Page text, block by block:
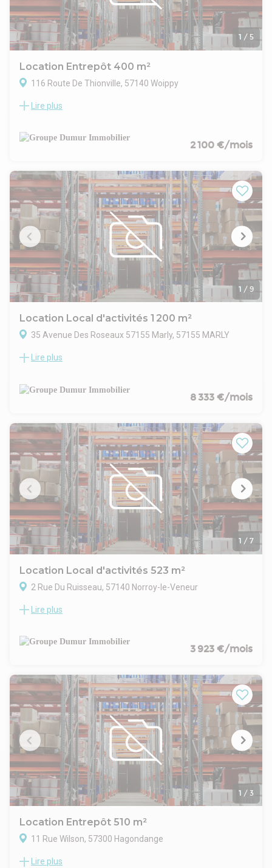
1 / 5
Location Entrepôt 400 m²
116 Route De Thionville, 57140 Woippy
Local d'activités idéalement situé en entrée de zone avec
- D'une surface totale d'environ 400 m², il comprend 350 m²
de stockage/atelier et 50 m² de surface administrative
dépôt par porte sectionnelle 5,00 x 4,50 m. Vitrine de 3,50 m
avec porte automatique et rideau métallique. Sol en résine.
- 6 places de stationnement privatives en façade. Un local
fonctionnel et opérationnel pour votre activité.
Lire plus
2 100 €/mois
1 / 9
Location Local d'activités 1 200 m²
35 Avenue Des Roseaux 57155 Marly, 57155 MARLY
Dans la dynamique zone de Marly Belle Fontaine,
chauffé par radiants gaz, grande hauteur sous plafond, 2
accès de plain-pied, ossature métallique, bardage double
modernes : banque d'accueil, salle(s) de réunion, espace
cuisine/réfectoire + kitchenette, sanitaires avec douche,
faux plafonds, pavés LED, carrelage, climatisation réversible,
baie de brassage et réseau RJ45
- DPE B !
- Le tout avec 18 parkings privatifs et une excellente visibilité
sur un giratoire fréquenté !
Lire plus
8 333 €/mois
1 / 7
Location Local d'activités 523 m²
2 Rue Du Ruisseau, 57140 Norroy-le-Veneur
LOCAUX D'ACTIVITÉS À LOUER DE 523 M²
immobilier récent et sécurisé, locaux d'activités d'une
surface totale d'environ 523 m² répartie sur deux niveaux.
porte sectionnelle, ainsi que 172 m² de bureaux aménagés,
chauffés et climatisés.
- L'ensemble immobilier, dispose d'une ossature métallique
avec bardage double peau isolé, d'une toiture terrasse isolée,
d'une dalle béton et de menuiseries aluminium, et de
10places de parking.
- Le site est clos et sécurisé par portail électrique, offrant un
environnement fonctionnel et calme pour votre activité.
Lire plus
3 923 €/mois
1 / 3
Location Entrepôt 510 m²
11 Rue Wilson, 57300 Hagondange
ADVENIS LORRAINE vous propose à la location un bâtiment
Lire plus